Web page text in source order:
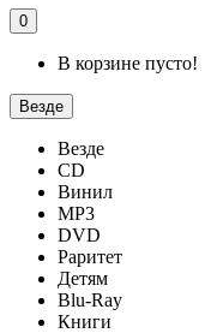
0
В корзине пусто!
Везде
Везде
CD
Винил
MP3
DVD
Раритет
Детям
Blu-Ray
Книги